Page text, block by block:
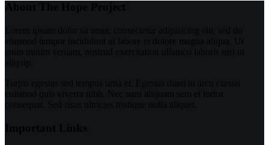
About The Hope Project
Lorem ipsum dolor sit amet, consectetur adipisicing elit, sed do
eiusmod tempor incididunt ut labore et dolore magna aliqua. Ut
enim minim veniam, nostrud exercitation ullamco laboris nisi ut
aliquip.
Turpis egestas sed tempus urna et. Egestas diam in arcu cursus
euismod quis viverra nibh. Nec nam aliquam sem et tortor
consequat. Sed risus ultricies tristique nulla aliquet.
Important Links